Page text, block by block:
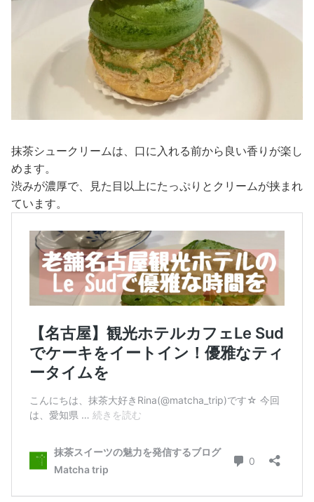
抹茶シュークリームは、口に入れる前から良い香りが楽し
めます。
渋みが濃厚で、見た目以上にたっぷりとクリームが挟まれ
ています。